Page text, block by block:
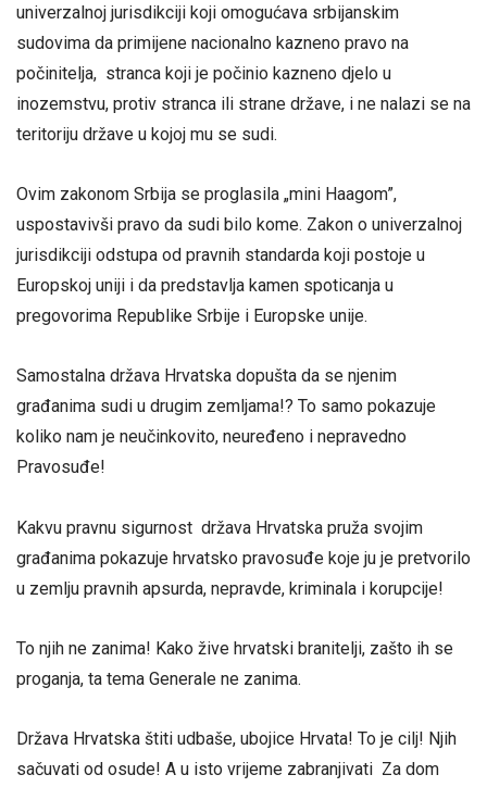
univerzalnoj jurisdikciji koji omogućava srbijanskim
sudovima da primijene nacionalno kazneno pravo na
počinitelja, stranca koji je počinio kazneno djelo u
inozemstvu, protiv stranca ili strane države, i ne nalazi se na
teritoriju države u kojoj mu se sudi.
Ovim zakonom Srbija se proglasila „mini Haagom”,
uspostavivši pravo da sudi bilo kome. Zakon o univerzalnoj
jurisdikciji odstupa od pravnih standarda koji postoje u
Europskoj uniji i da predstavlja kamen spoticanja u
pregovorima Republike Srbije i Europske unije.
Samostalna država Hrvatska dopušta da se njenim
građanima sudi u drugim zemljama!? To samo pokazuje
koliko nam je neučinkovito, neuređeno i nepravedno
Pravosuđe!
Kakvu pravnu sigurnost država Hrvatska pruža svojim
građanima pokazuje hrvatsko pravosuđe koje ju je pretvorilo
u zemlju pravnih apsurda, nepravde, kriminala i korupcije!
To njih ne zanima! Kako žive hrvatski branitelji, zašto ih se
proganja, ta tema Generale ne zanima.
Država Hrvatska štiti udbaše, ubojice Hrvata! To je cilj! Njih
sačuvati od osude! A u isto vrijeme zabranjivati Za dom